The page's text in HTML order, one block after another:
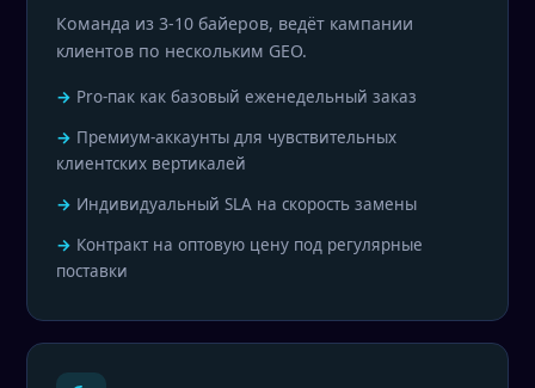
Команда из 3-10 байеров, ведёт кампании
клиентов по нескольким GEO.
Pro-пак как базовый еженедельный заказ
Премиум-аккаунты для чувствительных
клиентских вертикалей
Индивидуальный SLA на скорость замены
Контракт на оптовую цену под регулярные
поставки